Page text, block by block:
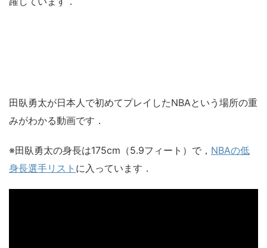
田臥勇太が日本人で初めてプレイしたNBAという場所の重
みがわかる動画です．
※田臥勇太の身長は175cm（5.9フィート）で， NBAの低
身長選手リスト に入っています．